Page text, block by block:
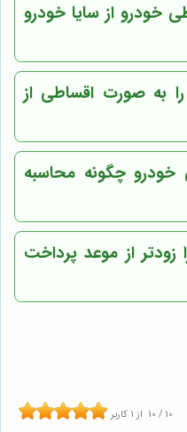
خودرو از سایا خودرو
را به صورت اقساطی از
چگونه محاسبه
زودتر از موعد پرداخت
10 / 10 از 1 کاربر